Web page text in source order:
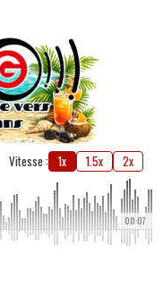
Vitesse : 1x 1.5x 2x
00:07